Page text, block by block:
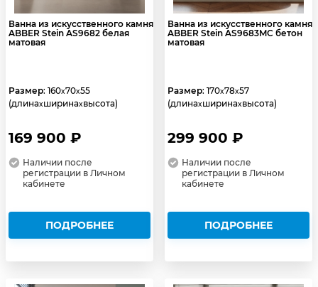
Ванна из искусственного камня
ABBER Stein AS9682 белая
матовая
Размер: 160x70x55
(длинаxширинаxвысота)
169 900 ₽
Наличии после
регистрации в Личном
кабинете
ПОДРОБНЕЕ
Ванна из искусственного камня
ABBER Stein AS9683MC бетон
матовая
Размер: 170x78x57
(длинаxширинаxвысота)
299 900 ₽
Наличии после
регистрации в Личном
кабинете
ПОДРОБНЕЕ